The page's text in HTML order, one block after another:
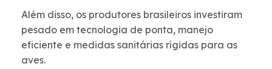
Além disso, os produtores brasileiros investiram
pesado em tecnologia de ponta, manejo
eficiente e medidas sanitárias rígidas para as
aves.